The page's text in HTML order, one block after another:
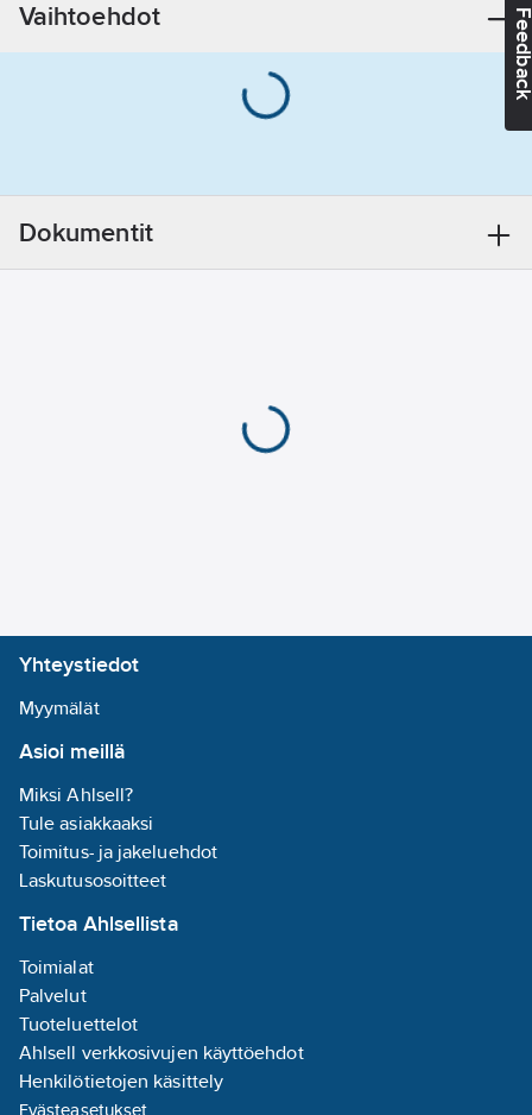
Vaihtoehdot
Dokumentit
Yhteystiedot
Myymälät
Asioi meillä
Miksi Ahlsell?
Tule asiakkaaksi
Toimitus- ja jakeluehdot
Laskutusosoitteet
Tietoa Ahlsellista
Toimialat
Palvelut
Tuoteluettelot
Ahlsell verkkosivujen käyttöehdot
Henkilötietojen käsittely
Evästeasetukset